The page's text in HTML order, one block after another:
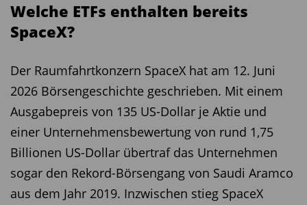
Welche ETFs enthalten bereits
SpaceX?
Der Raumfahrtkonzern SpaceX hat am 12. Juni
2026 Börsengeschichte geschrieben. Mit einem
Ausgabepreis von 135 US-Dollar je Aktie und
einer Unternehmensbewertung von rund 1,75
Billionen US-Dollar übertraf das Unternehmen
sogar den Rekord-Börsengang von Saudi Aramco
aus dem Jahr 2019. Inzwischen stieg SpaceX